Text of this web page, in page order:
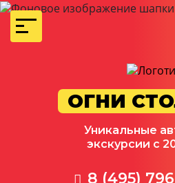
ОГНИ
Уникальные
экскурсии с
8 (495)